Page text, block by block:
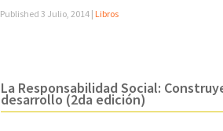
Published 3 Julio, 2014 | Libros
La Responsabilidad Social:
desarrollo (2da edición)